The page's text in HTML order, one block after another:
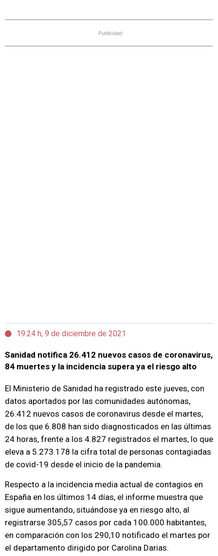
Publicidad
19:24 h, 9 de diciembre de 2021
Sanidad notifica 26.412 nuevos casos de coronavirus,
84 muertes y la incidencia supera ya el riesgo alto
El Ministerio de Sanidad ha registrado este jueves, con
datos aportados por las comunidades autónomas,
26.412 nuevos casos de coronavirus desde el martes,
de los que 6.808 han sido diagnosticados en las últimas
24 horas, frente a los 4.827 registrados el martes, lo que
eleva a 5.273.178 la cifra total de personas contagiadas
de covid-19 desde el inicio de la pandemia.
Respecto a la incidencia media actual de contagios en
España en los últimos 14 días, el informe muestra que
sigue aumentando, situándose ya en riesgo alto, al
registrarse 305,57 casos por cada 100.000 habitantes,
en comparación con los 290,10 notificado el martes por
el departamento dirigido por Carolina Darias.